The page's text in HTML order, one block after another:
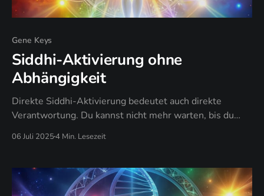
Gene Keys
Siddhi-Aktivierung ohne
Abhängigkeit
Direkte Siddhi-Aktivierung bedeutet auch direkte
Verantwortung. Du kannst nicht mehr warten, bis du
dich "einweihen". Du musst den Mut haben, deine
06 Juli 20254 Min. Lesezeit